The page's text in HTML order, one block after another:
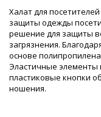
Халат для
защиты одежды
решение для защиты
загрязнения.
основе
Эластичные
пластиковые кнопки
ношения.